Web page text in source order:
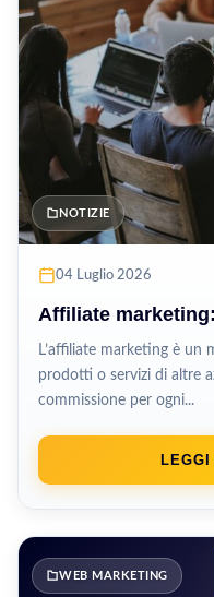
NOTIZIE
04 Luglio 2026
Affiliate
L’affiliate marketing è un
prodotti o servizi di altre
commissione per ogni...
WEB MARKETING